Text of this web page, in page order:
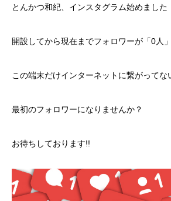
とんかつ和紀、インスタグラム始めました
開設してから現在までフォロワーが「0人
この端末だけインターネットに繋がってな
最初のフォロワーになりませんか？
お待ちしております!!